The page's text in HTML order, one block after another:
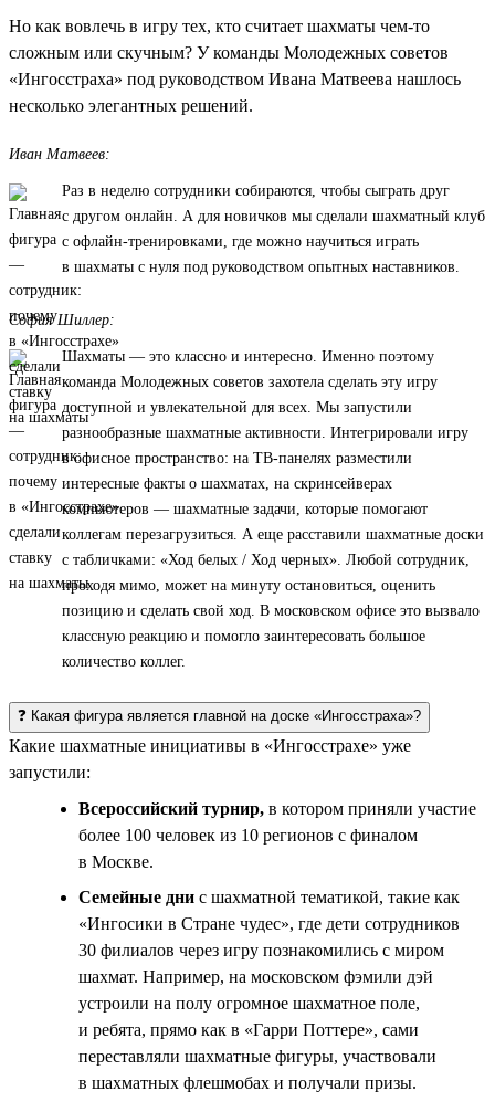
Но как вовлечь в игру тех, кто считает шахматы чем-то
сложным или скучным? У команды Молодежных советов
«Ингосстраха» под руководством Ивана Матвеева нашлось
несколько элегантных решений.
Иван Матвеев:
Раз в неделю сотрудники собираются, чтобы сыграть друг
с другом онлайн. А для новичков мы сделали шахматный клуб
с офлайн-тренировками, где можно научиться играть
в шахматы с нуля под руководством опытных наставников.
София Шиллер:
Шахматы — это классно и интересно. Именно поэтому
команда Молодежных советов захотела сделать эту игру
доступной и увлекательной для всех. Мы запустили
разнообразные шахматные активности. Интегрировали игру
в офисное пространство: на ТВ-панелях разместили
интересные факты о шахматах, на скринсейверах
компьютеров — шахматные задачи, которые помогают
коллегам перезагрузиться. А еще расставили шахматные доски
с табличками: «Ход белых / Ход черных». Любой сотрудник,
проходя мимо, может на минуту остановиться, оценить
позицию и сделать свой ход. В московском офисе это вызвало
классную реакцию и помогло заинтересовать большое
количество коллег.
❓ Какая фигура является главной на доске «Ингосстраха»?
Какие шахматные инициативы в «Ингосстрахе» уже
запустили:
Всероссийский турнир, в котором приняли участие
более 100 человек из 10 регионов с финалом
в Москве.
Семейные дни с шахматной тематикой, такие как
«Ингосики в Стране чудес», где дети сотрудников
30 филиалов через игру познакомились с миром
шахмат. Например, на московском фэмили дэй
устроили на полу огромное шахматное поле,
и ребята, прямо как в «Гарри Поттере», сами
переставляли шахматные фигуры, участвовали
в шахматных флешмобах и получали призы.